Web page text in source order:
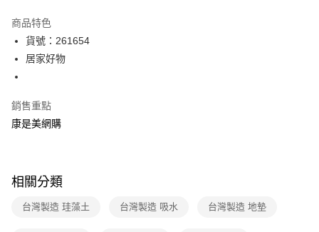
LINE Pay
Apple Pay
悠遊付
運送方式
宅配-下單後3-5個工作天配送(不含預購品)，箱購品分箱出貨
商品特色
貨號：261654
居家好物
銷售重點
康是美網購
相關分類
台灣製造 珪藻土 台灣製造 吸水 台灣製造 地墊